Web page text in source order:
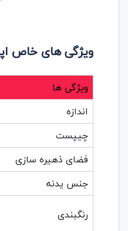
ویژگی‌ های خاص
ویژگی ها
اندازه
چیپست
فضای ذهیره سازی
جنس یدنه
رنگبندی